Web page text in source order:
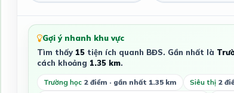
Gợi ý nhanh khu vực
Tìm thấy 15tiện ích quanh BĐS. Gần nhất là
cách khoảng 1.35 km.
Trường học 2 điểm · gần nhất 1.35 km Siêu thị 2